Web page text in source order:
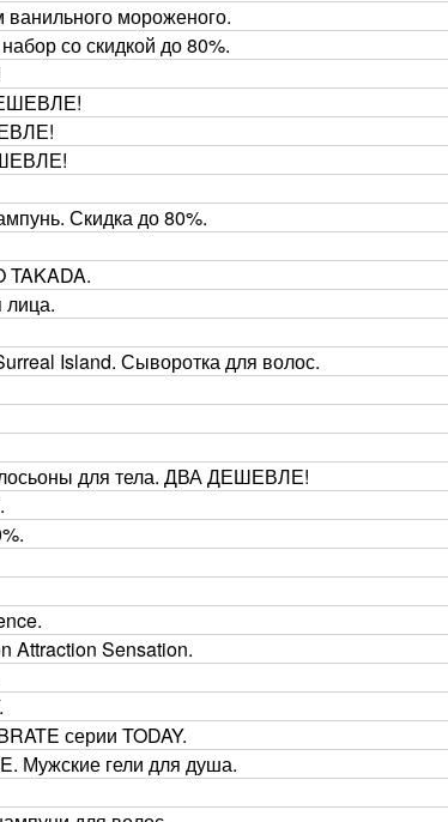
мороженого.
со скидкой до 80%.
Скидка до 80%.
TAKADA.
лица.
Island. Сыворотка для волос.
для тела. ДВА ДЕШЕВЛЕ!
Attraction Sensation.
серии TODAY.
Мужские гели для душа.